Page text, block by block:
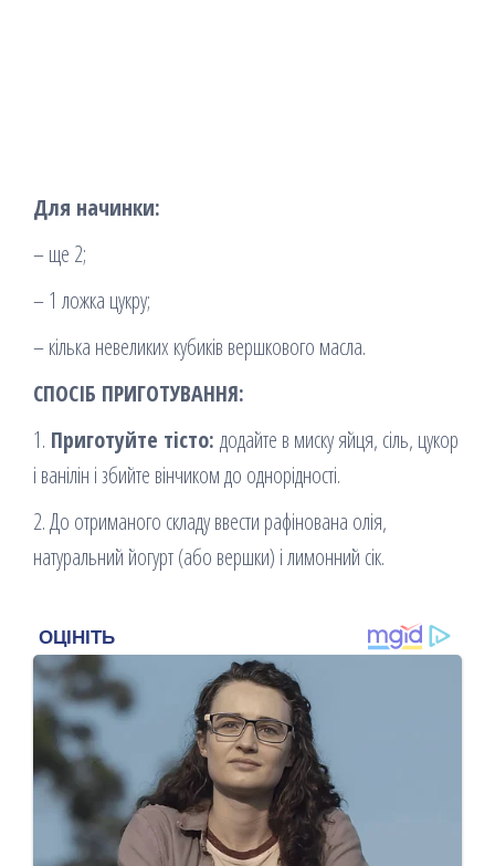
Для начинки:
– ще 2;
– 1 ложка цукру;
– кілька невеликих кубиків вершкового масла.
СПОСІБ ПРИГОТУВАННЯ:
1. Приготуйте тісто: додайте в миску яйця, сіль, цукор
і ванілін і збийте вінчиком до однорідності.
2. До отриманого складу ввести рафінована олія,
натуральний йогурт (або вершки) і лимонний сік.